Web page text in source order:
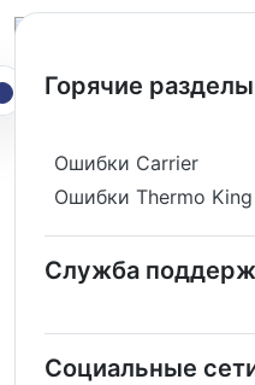
Горячие разделы
Ошибки Carrier
Ошибки Thermo King
Служба
Социальные